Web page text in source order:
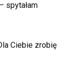
spytałam
Ciebie zrobię